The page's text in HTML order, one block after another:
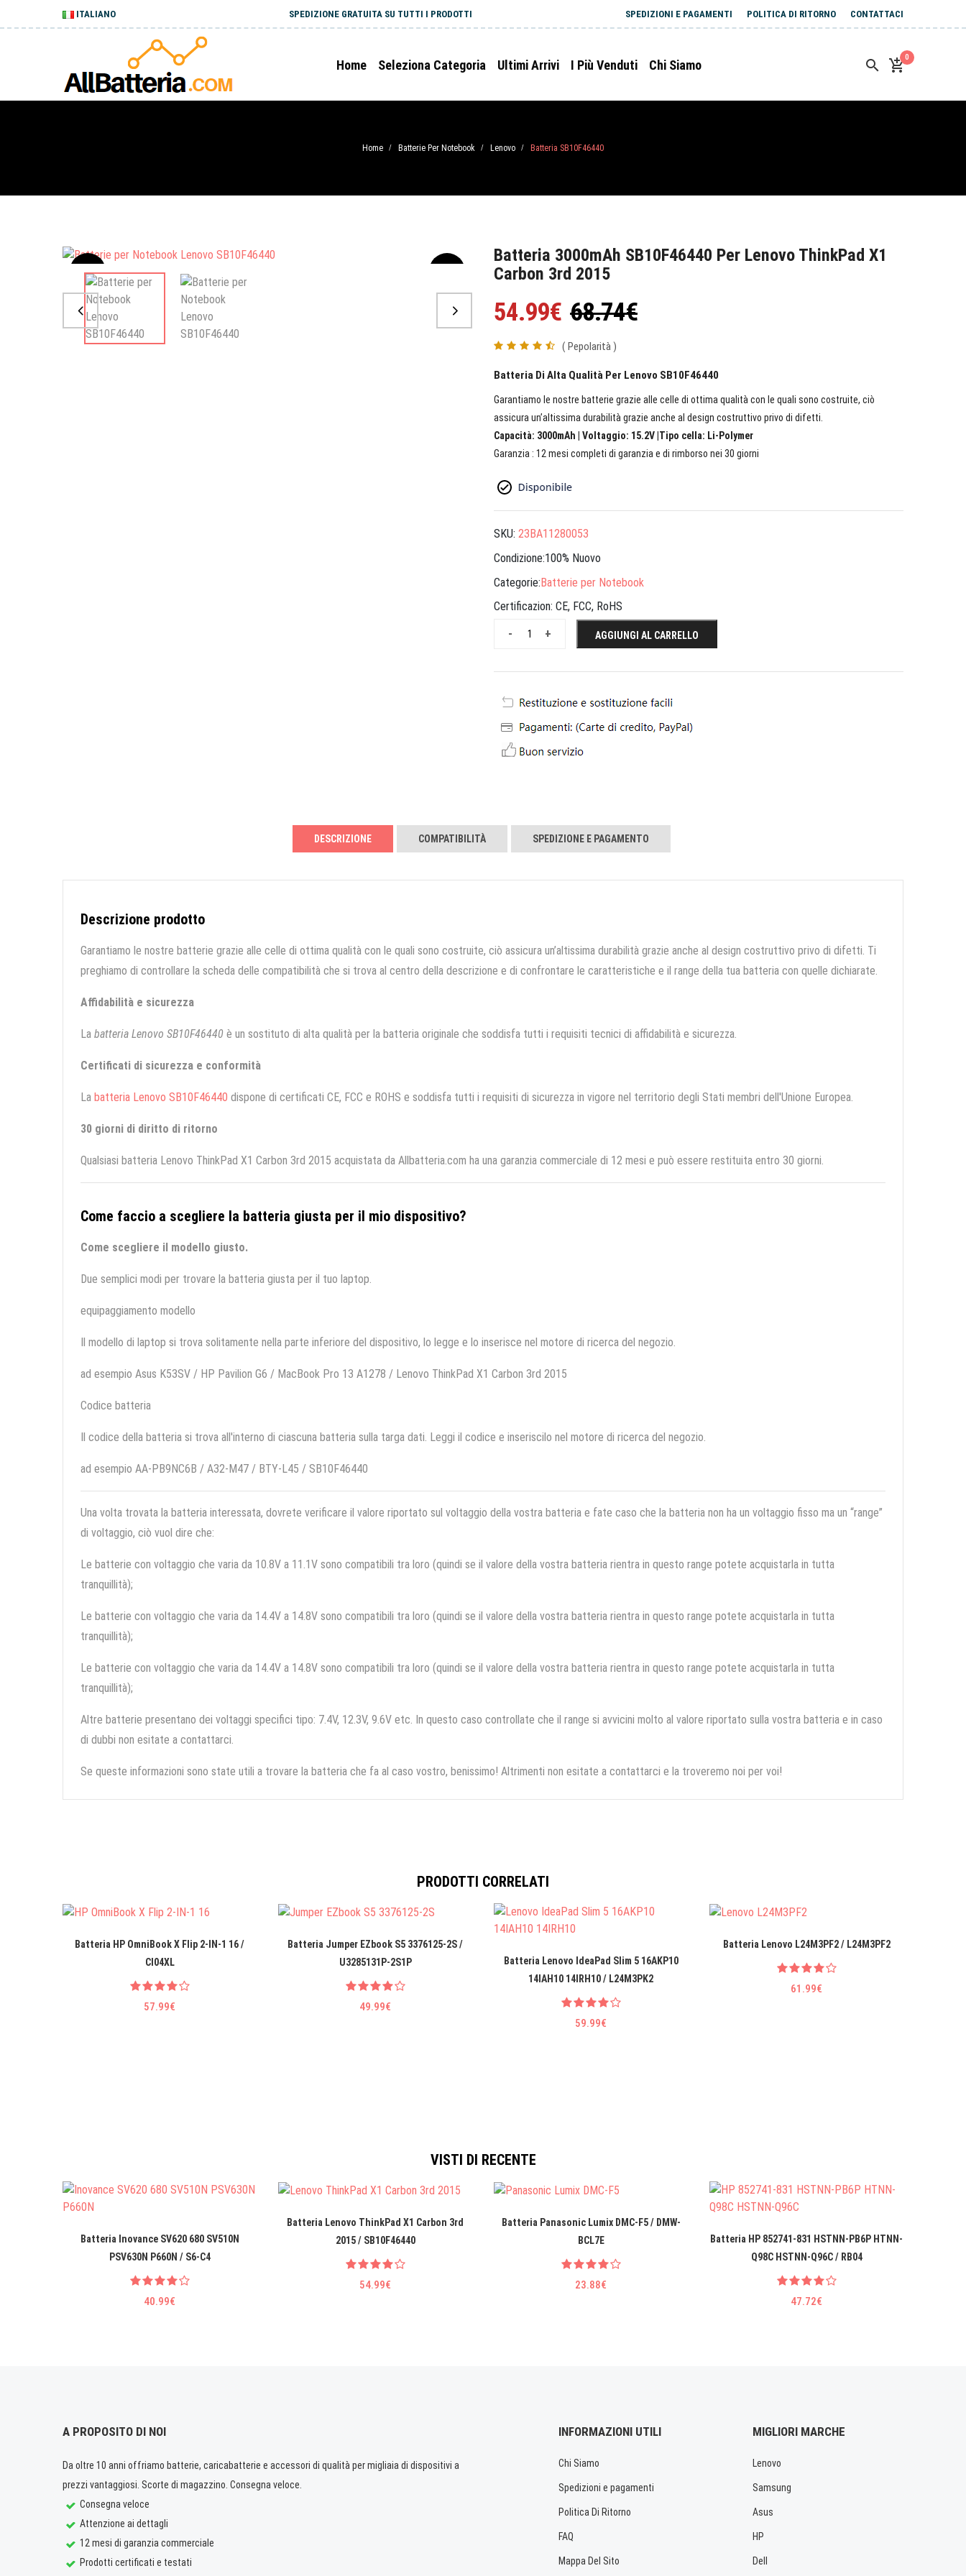
ITALIANO SPEDIZIONE GRATUITA SU TUTTI I PRODOTTI SPEDIZIONI E PAGAMENTI POLITICA DI RITORNO CONTATTACI
Home Seleziona Categoria Ultimi Arrivi I Più Venduti Chi Siamo
0
Home / Batterie Per Notebook / Lenovo / Batteria SB10F46440
Sale
Batteria 3000mAh SB10F46440 Per Lenovo ThinkPad X1
Carbon 3rd 2015
54.99€ 68.74€
( Pepolarità )
Batteria Di Alta Qualità Per Lenovo SB10F46440
Garantiamo le nostre batterie grazie alle celle di ottima qualità con le quali sono costruite, ciò
assicura un’altissima durabilità grazie anche al design costruttivo privo di difetti.
Capacità: 3000mAh | Voltaggio: 15.2V |Tipo cella: Li-Polymer
Garanzia : 12 mesi completi di garanzia e di rimborso nei 30 giorni
SKU: 23BA11280053
Condizione:100% Nuovo
Categorie:Batterie per Notebook
Certificazion: CE, FCC, RoHS
+
- AGGIUNGI AL CARRELLO
DESCRIZIONE COMPATIBILITÀ SPEDIZIONE E PAGAMENTO
Descrizione prodotto
Garantiamo le nostre batterie grazie alle celle di ottima qualità con le quali sono costruite, ciò assicura un’altissima durabilità grazie anche al design costruttivo privo di difetti. Ti
preghiamo di controllare la scheda delle compatibilità che si trova al centro della descrizione e di confrontare le caratteristiche e il range della tua batteria con quelle dichiarate.
Affidabilità e sicurezza
La batteria Lenovo SB10F46440 è un sostituto di alta qualità per la batteria originale che soddisfa tutti i requisiti tecnici di affidabilità e sicurezza.
Certificati di sicurezza e conformità
La batteria Lenovo SB10F46440 dispone di certificati CE, FCC e ROHS e soddisfa tutti i requisiti di sicurezza in vigore nel territorio degli Stati membri dell'Unione Europea.
30 giorni di diritto di ritorno
Qualsiasi batteria Lenovo ThinkPad X1 Carbon 3rd 2015 acquistata da Allbatteria.com ha una garanzia commerciale di 12 mesi e può essere restituita entro 30 giorni.
Come faccio a scegliere la batteria giusta per il mio dispositivo?
Come scegliere il modello giusto.
Due semplici modi per trovare la batteria giusta per il tuo laptop.
equipaggiamento modello
Il modello di laptop si trova solitamente nella parte inferiore del dispositivo, lo legge e lo inserisce nel motore di ricerca del negozio.
ad esempio Asus K53SV / HP Pavilion G6 / MacBook Pro 13 A1278 / Lenovo ThinkPad X1 Carbon 3rd 2015
Codice batteria
Il codice della batteria si trova all'interno di ciascuna batteria sulla targa dati. Leggi il codice e inseriscilo nel motore di ricerca del negozio.
ad esempio AA-PB9NC6B / A32-M47 / BTY-L45 / SB10F46440
Una volta trovata la batteria interessata, dovrete verificare il valore riportato sul voltaggio della vostra batteria e fate caso che la batteria non ha un voltaggio fisso ma un “range”
di voltaggio, ciò vuol dire che:
Le batterie con voltaggio che varia da 10.8V a 11.1V sono compatibili tra loro (quindi se il valore della vostra batteria rientra in questo range potete acquistarla in tutta
tranquillità);
Le batterie con voltaggio che varia da 14.4V a 14.8V sono compatibili tra loro (quindi se il valore della vostra batteria rientra in questo range potete acquistarla in tutta
tranquillità);
Le batterie con voltaggio che varia da 14.4V a 14.8V sono compatibili tra loro (quindi se il valore della vostra batteria rientra in questo range potete acquistarla in tutta
tranquillità);
Altre batterie presentano dei voltaggi specifici tipo: 7.4V, 12.3V, 9.6V etc. In questo caso controllate che il range si avvicini molto al valore riportato sulla vostra batteria e in caso
di dubbi non esitate a contattarci.
Se queste informazioni sono state utili a trovare la batteria che fa al caso vostro, benissimo! Altrimenti non esitate a contattarci e la troveremo noi per voi!
PRODOTTI CORRELATI
Batteria HP OmniBook X Flip 2-IN-1 16 /
CI04XL
57.99€
Batteria Jumper EZbook S5 3376125-2S /
U3285131P-2S1P
49.99€
Batteria Lenovo IdeaPad Slim 5 16AKP10
14IAH10 14IRH10 / L24M3PK2
59.99€
Batteria Lenovo L24M3PF2 / L24M3PF2
61.99€
VISTI DI RECENTE
Batteria Inovance SV620 680 SV510N
PSV630N P660N / S6-C4
40.99€
Batteria Lenovo ThinkPad X1 Carbon 3rd
2015 / SB10F46440
54.99€
Batteria Panasonic Lumix DMC-F5 / DMW-
BCL7E
23.88€
Batteria HP 852741-831 HSTNN-PB6P HTNN-
Q98C HSTNN-Q96C / RB04
47.72€
A PROPOSITO DI NOI
Da oltre 10 anni offriamo batterie, caricabatterie e accessori di qualità per migliaia di dispositivi a
prezzi vantaggiosi. Scorte di magazzino. Consegna veloce.
Consegna veloce
Attenzione ai dettagli
12 mesi di garanzia commerciale
Prodotti certificati e testati
INFORMAZIONI UTILI
Chi Siamo
Spedizioni e pagamenti
Politica Di Ritorno
FAQ
Mappa Del Sito
MIGLIORI MARCHE
Lenovo
Samsung
Asus
HP
Dell